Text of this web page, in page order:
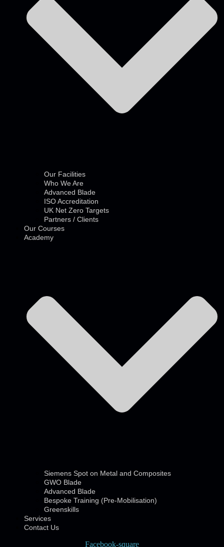
Our Facilities
Who We Are
Advanced Blade
ISO Accreditation
UK Net Zero Targets
Partners / Clients
Our Courses
Academy
Siemens Spot on Metal and Composites
GWO Blade
Advanced Blade
Bespoke Training (Pre-Mobilisation)
Greenskills
Services
Contact Us
Facebook-square